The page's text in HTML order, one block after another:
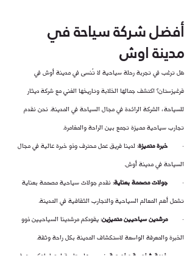
أفضل شركة سياحة في
مدينة اوش
هل ترغب في تجربة رحلة سياحية لا تُنسى في مدينة أوش في
قرغيزستان؟ اكتشف جمالها الخلابة وتاريخها الغني مع شركة ديثار
للسياحة، الشركة الرائدة في مجال السياحة في المدينة. نحن نقدم
تجارب سياحية مميزة تجمع بين الراحة والمغامرة.
· خبرة متميزة: لدينا فريق عمل محترف وذو خبرة عالية في مجال
السياحة في مدينة أوش.
· جولات مصممة بعناية: نقدم جولات سياحية مصممة بعناية
تشمل أهم المعالم السياحية والتجارب الثقافية في المدينة.
· مرشدين سياحيين متميزين: يقودكم مرشدينا السياحيين ذوو
الخبرة والمعرفة الواسعة لاستكشاف المدينة بكل راحة وثقة.
خدمة شخصية مخصصة : نحرص على تلبية احتياجاتكم وتوفير